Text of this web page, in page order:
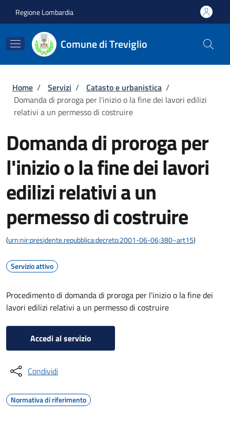
Regione Lombardia
Comune di Treviglio
Briciole di pane
Home / Servizi / Catasto e urbanistica /
Domanda di proroga per l'inizio o la fine dei lavori edilizi
relativi a un permesso di costruire
Domanda di proroga per
l'inizio o la fine dei lavori
edilizi relativi a un
permesso di costruire
(urn:nir:presidente.repubblica:decreto:2001-06-06;380~art15)
Servizio attivo
Procedimento di domanda di proroga per l'inizio o la fine dei
lavori edilizi relativi a un permesso di costruire
Accedi al servizio
Condividi
Normativa di riferimento